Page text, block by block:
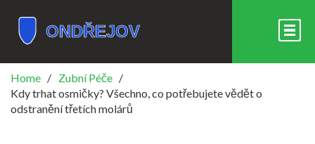
Home
Zubní Péče
Kdy trhat osmičky? Všechno, co potřebujete vědět o
odstranění třetích molárů